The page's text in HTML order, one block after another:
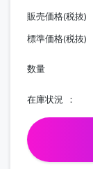
販売価格(税抜)
標準価格(税抜)
数量
在庫状況